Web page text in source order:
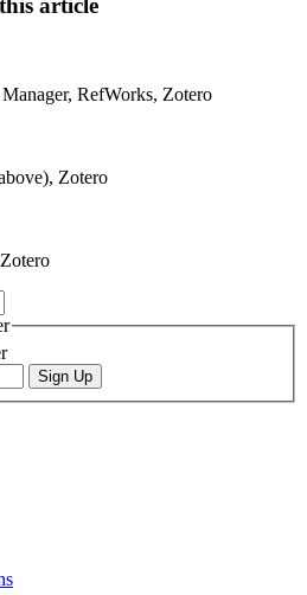
article
RefWorks, Zotero
Zotero